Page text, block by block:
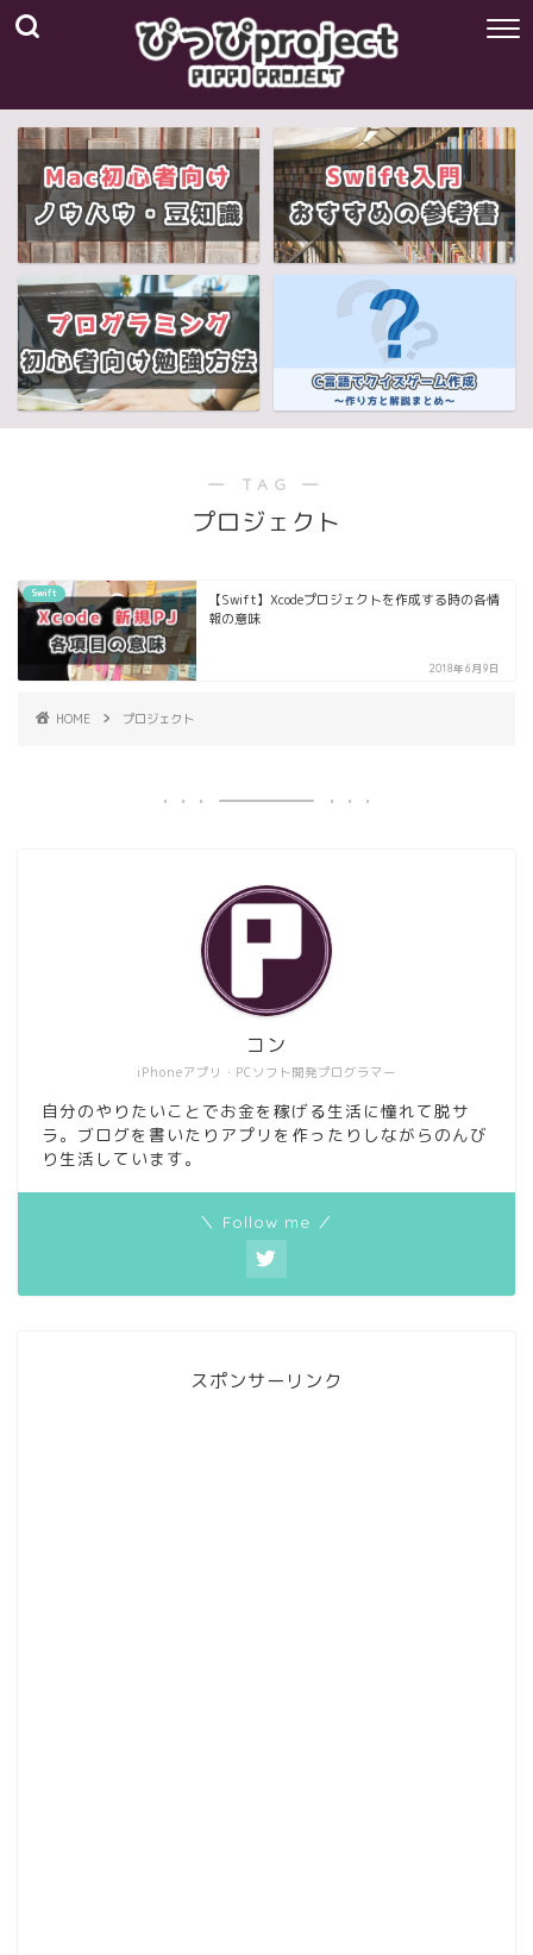
― TAG ―
プロジェクト
Swift
【Swift】Xcodeプロジェクトを作成する時の各情
報の意味
2018年6月9日
HOME プロジェクト
iPhoneアプリ・PCソフト開発プログラマー
コン
自分のやりたいことでお金を稼げる生活に憧れて脱サ
ラ。ブログを書いたりアプリを作ったりしながらのんび
り生活しています。
＼ Follow me ／
スポンサーリンク